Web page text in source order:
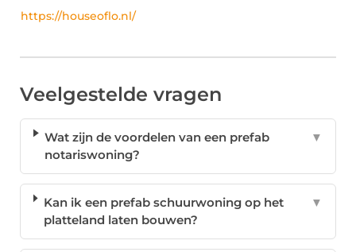
https://houseoflo.nl/
Veelgestelde vragen
Wat zijn de voordelen van een prefab
notariswoning?
▼
Kan ik een prefab schuurwoning op het
platteland laten bouwen?
▼